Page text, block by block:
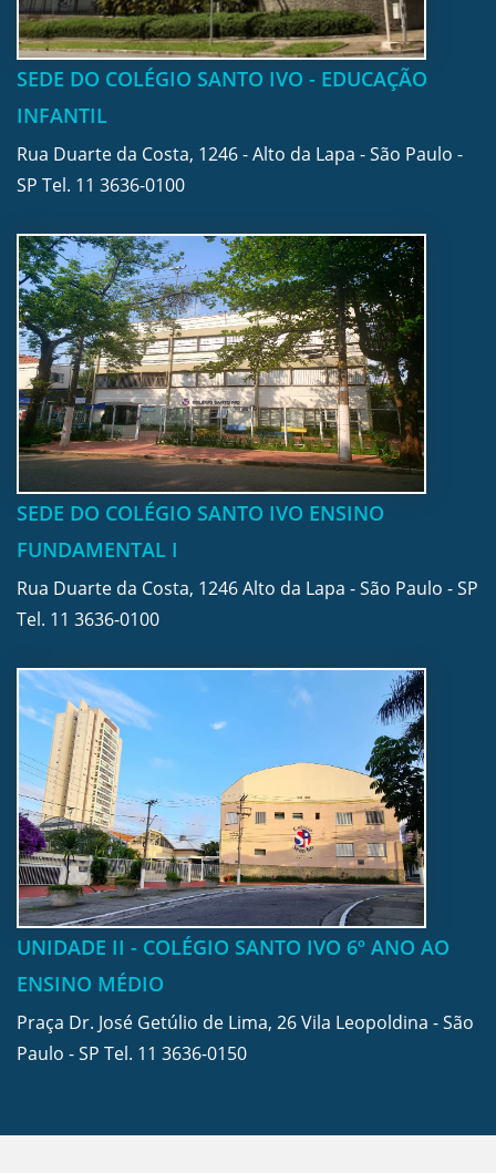
SEDE DO COLÉGIO SANTO IVO - EDUCAÇÃO
INFANTIL
Rua Duarte da Costa, 1246 - Alto da Lapa - São Paulo -
SP Tel. 11 3636-0100
SEDE DO COLÉGIO SANTO IVO ENSINO
FUNDAMENTAL I
Rua Duarte da Costa, 1246 Alto da Lapa - São Paulo - SP
Tel. 11 3636-0100
UNIDADE II - COLÉGIO SANTO IVO 6º ANO AO
ENSINO MÉDIO
Praça Dr. José Getúlio de Lima, 26 Vila Leopoldina - São
Paulo - SP Tel. 11 3636-0150